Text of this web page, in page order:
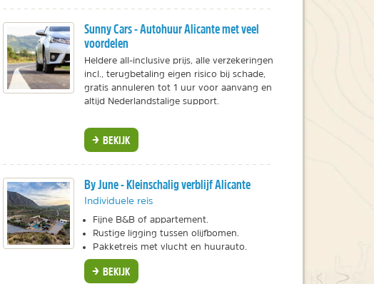
Sunny Cars - Autohuur Alicante met veel
voordelen
Heldere all-inclusive prijs, alle verzekeringen
incl., terugbetaling eigen risico bij schade,
gratis annuleren tot 1 uur voor aanvang en
altijd Nederlandstalige support.
BEKIJK
By June - Kleinschalig verblijf Alicante
Individuele reis
Fijne B&B of appartement.
Rustige ligging tussen olijfbomen.
Pakketreis met vlucht en huurauto.
BEKIJK